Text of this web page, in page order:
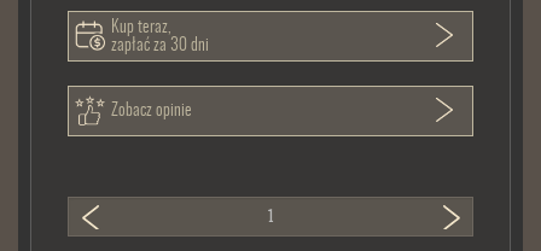
Kup teraz,
zapłać za 30 dni
Zobacz opinie